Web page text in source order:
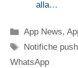
alla…
Categorie
App News,
Tag
Notifiche push
WhatsApp